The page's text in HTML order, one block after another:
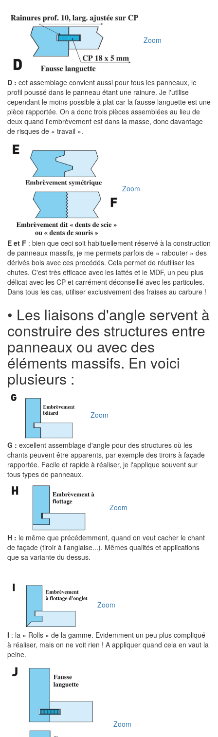
Zoom
D : cet assemblage convient aussi pour tous les panneaux, le
profil poussé dans le panneau étant une rainure. Je l'utilise
cependant le moins possible à plat car la fausse languette est une
pièce rapportée. On a donc trois pièces assemblées au lieu de
deux quand l'embrèvement est dans la masse, donc davantage
de risques de « travail ».
Zoom
E et F : bien que ceci soit habituellement réservé à la construction
de panneaux massifs, je me permets parfois de « rabouter » des
dérivés bois avec ces procédés. Cela permet de réutiliser les
chutes. C'est très efficace avec les lattés et le MDF, un peu plus
délicat avec les CP et carrément déconseillé avec les particules.
Dans tous les cas, utiliser exclusivement des fraises au carbure !
• Les liaisons d'angle servent à
construire des structures entre
panneaux ou avec des
éléments massifs. En voici
plusieurs :
Zoom
G : excellent assemblage d'angle pour des structures où les
chants peuvent être apparents, par exemple des tiroirs à façade
rapportée. Facile et rapide à réaliser, je l'applique souvent sur
tous types de panneaux.
Zoom
H : le même que précédemment, quand on veut cacher le chant
de façade (tiroir à l'anglaise...). Mêmes qualités et applications
que sa variante du dessus.
Zoom
I : la « Rolls » de la gamme. Evidemment un peu plus compliqué
à réaliser, mais on ne voit rien ! A appliquer quand cela en vaut la
peine.
Zoom